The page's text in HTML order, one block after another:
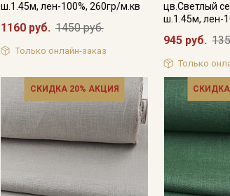
ш.1.45м, лен-100%, 260гр/м.кв
1160 руб. 1450 руб.
Только онлайн-заказ
цв.Светлый
ш.1.45м, лен-
945 руб.
Только
СКИДКА 20% АКЦИЯ СКИДКА